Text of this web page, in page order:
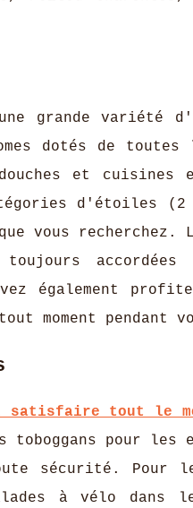
grande variété
dotés de toutes
et cuisines
d'étoiles
vous
toujours
également
moment pendant
satisfaire tout le
toboggans pour
sécurité.
à vélo dans